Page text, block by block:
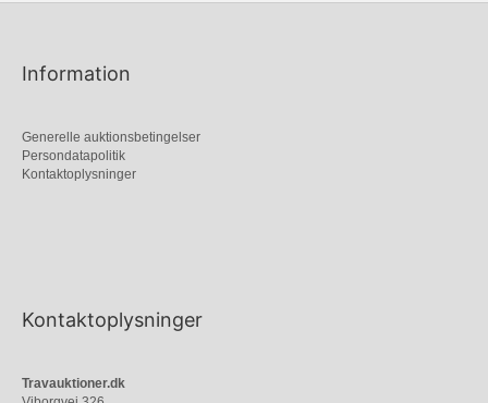
Information
Generelle auktionsbetingelser
Persondatapolitik
Kontaktoplysninger
Kontaktoplysninger
Travauktioner.dk